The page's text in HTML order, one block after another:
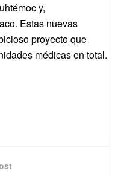
y,
Estas nuevas
proyecto que
médicas en total.